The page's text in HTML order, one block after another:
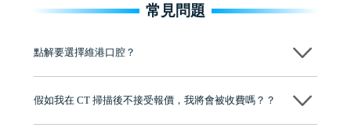
常見問題
點解要選擇維港口腔？
維港口腔踐行「醫道濟世」的大學校訓，各分院匯聚來自香港、內地的
牌」、「2025香港企業領袖品牌」，是諾貝爾種植系統全球放心植牙中
至今已服務超過三十個國家和地區的顧客，受到粵港澳大灣區及周邊城
假如我在 CT 掃描後不接受報價，我將會被收費嗎？？